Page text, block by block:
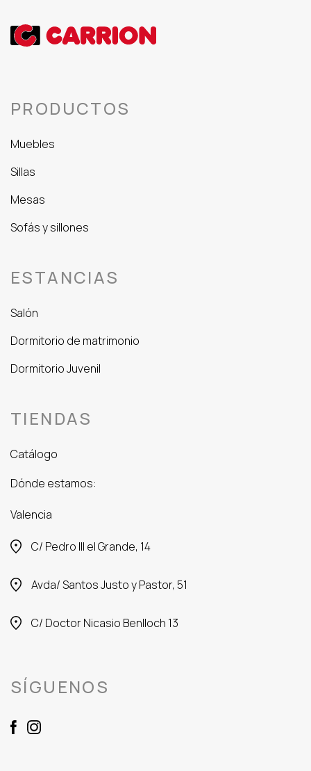
PRODUCTOS
Muebles
Sillas
Mesas
Sofás y sillones
ESTANCIAS
Salón
Dormitorio de matrimonio
Dormitorio Juvenil
TIENDAS
Catálogo
Dónde estamos:
Valencia
C/ Pedro III el Grande, 14
Avda/ Santos Justo y Pastor, 51
C/ Doctor Nicasio Benlloch 13
SÍGUENOS